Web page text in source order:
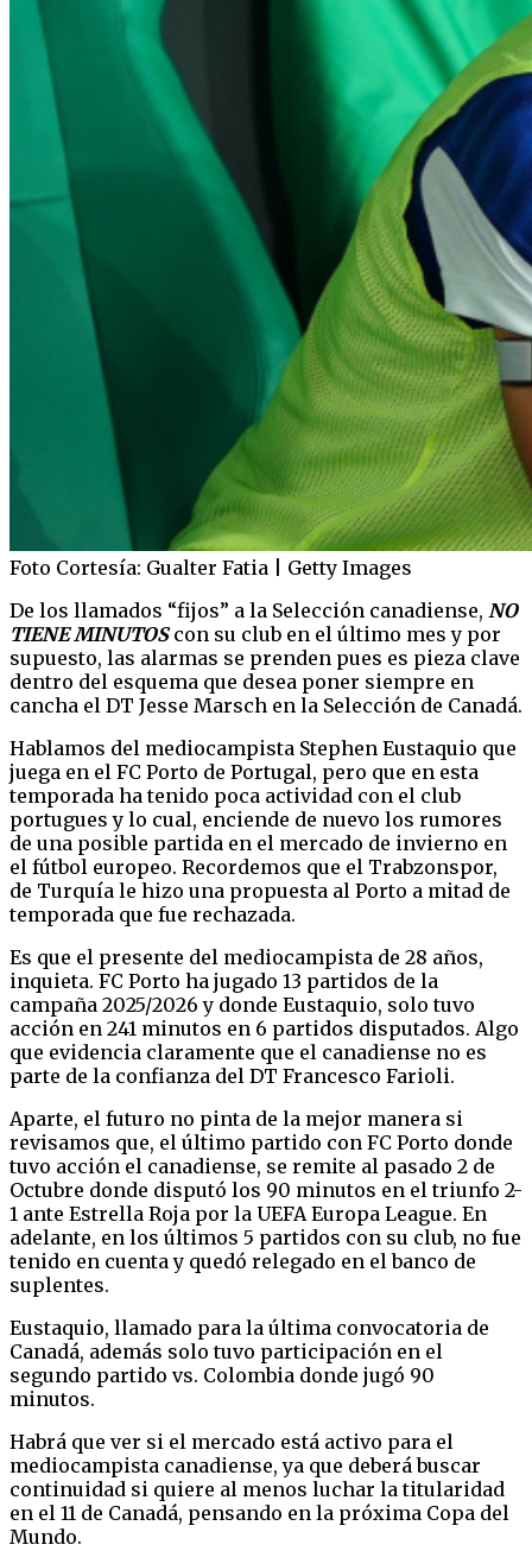
Foto Cortesía: Gualter Fatia | Getty Images
De los llamados “fijos” a la Selección canadiense, NO
TIENE MINUTOScon su club en el último mes y por
supuesto, las alarmas se prenden pues es pieza clave
dentro del esquema que desea poner siempre en
cancha el DT Jesse Marsch en la Selección de Canadá.
Hablamos del mediocampista Stephen Eustaquio que
juega en el FC Porto de Portugal, pero que en esta
temporada ha tenido poca actividad con el club
portugues y lo cual, enciende de nuevo los rumores
de una posible partida en el mercado de invierno en
el fútbol europeo. Recordemos que el Trabzonspor,
de Turquía le hizo una propuesta al Porto a mitad de
temporada que fue rechazada.
Es que el presente del mediocampista de 28 años,
inquieta. FC Porto ha jugado 13 partidos de la
campaña 2025/2026 y donde Eustaquio, solo tuvo
acción en 241 minutos en 6 partidos disputados. Algo
que evidencia claramente que el canadiense no es
parte de la confianza del DT Francesco Farioli.
Aparte, el futuro no pinta de la mejor manera si
revisamos que, el último partido con FC Porto donde
tuvo acción el canadiense, se remite al pasado 2 de
Octubre donde disputó los 90 minutos en el triunfo 2-
1 ante Estrella Roja por la UEFA Europa League. En
adelante, en los últimos 5 partidos con su club, no fue
tenido en cuenta y quedó relegado en el banco de
suplentes.
Eustaquio, llamado para la última convocatoria de
Canadá, además solo tuvo participación en el
segundo partido vs. Colombia donde jugó 90
minutos.
Habrá que ver si el mercado está activo para el
mediocampista canadiense, ya que deberá buscar
continuidad si quiere al menos luchar la titularidad
en el 11 de Canadá, pensando en la próxima Copa del
Mundo.